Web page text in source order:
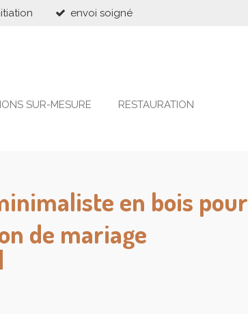
envoi soigné
SUR-MESURE
RESTAURATION
en bois pour
de mariage